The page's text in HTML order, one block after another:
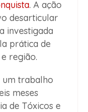
. A ação
desarticular
investigada
prática de
região.
um trabalho
meses
de Tóxicos e